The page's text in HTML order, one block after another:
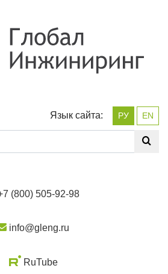
Язык сайта: РУ EN
(800) 505-92-98
info@gleng.ru
RuTube